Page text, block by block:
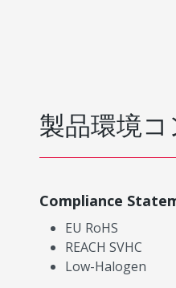
製品環境
Compliance
EU RoHS
REACH SVHC
Low-Halogen